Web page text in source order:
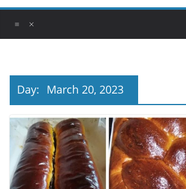
Day: March 20, 2023